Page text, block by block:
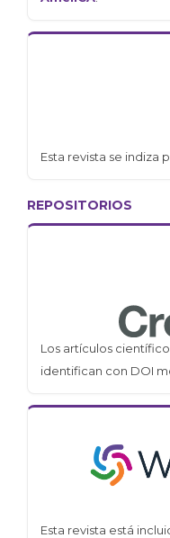
Esta revista se indiza
REPOSITORIOS
Los artículos
identifican con DOI
Esta revista está